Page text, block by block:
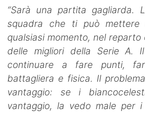
“Sarà una partita gagliarda.
squadra che ti può
qualsiasi momento, nel
delle migliori della Serie A.
continuare a fare punti,
battagliera e fisica. Il
vantaggio: se i
vantaggio, la vedo male per